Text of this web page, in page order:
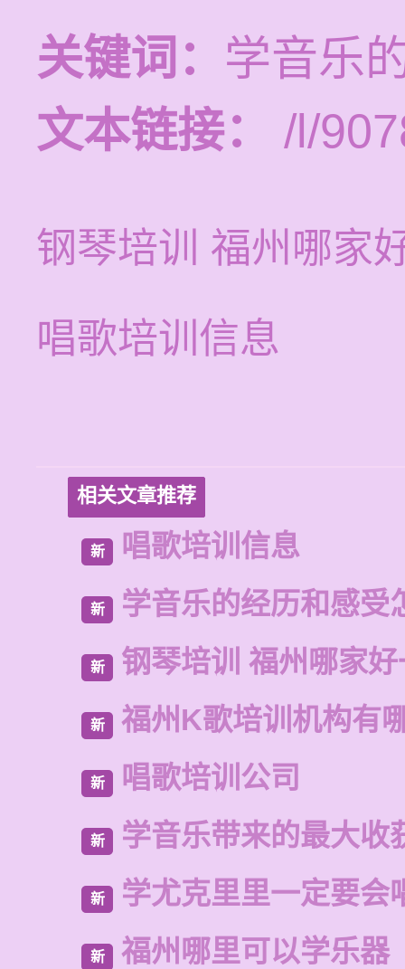
关键词： 学音乐
文本链接：
/l/
钢琴培训 福州哪家
唱歌培训信息
相关文章推荐
新 唱歌培训信息
新 学音乐的经历和感受
新 钢琴培训 福州哪家
新 福州K歌培训机构有
新 唱歌培训公司
新 学音乐带来的最大收
新 学尤克里里一定要会
新 福州哪里可以学乐器